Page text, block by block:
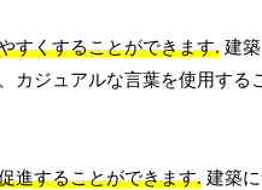
すくすることができます. 建
カジュアルな言葉を使用す
進することができます. 建築